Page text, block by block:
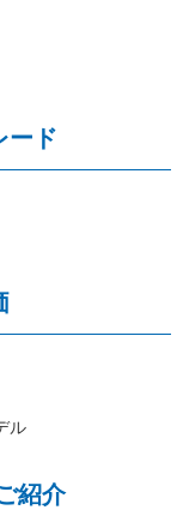
ード
ル
紹介